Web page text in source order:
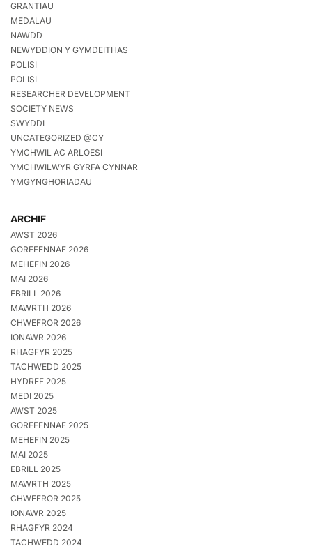
GRANTIAU
MEDALAU
NAWDD
NEWYDDION Y GYMDEITHAS
POLISI
POLISI
RESEARCHER DEVELOPMENT
SOCIETY NEWS
SWYDDI
UNCATEGORIZED @CY
YMCHWIL AC ARLOESI
YMCHWILWYR GYRFA CYNNAR
YMGYNGHORIADAU
ARCHIF
AWST 2026
GORFFENNAF 2026
MEHEFIN 2026
MAI 2026
EBRILL 2026
MAWRTH 2026
CHWEFROR 2026
IONAWR 2026
RHAGFYR 2025
TACHWEDD 2025
HYDREF 2025
MEDI 2025
AWST 2025
GORFFENNAF 2025
MEHEFIN 2025
MAI 2025
EBRILL 2025
MAWRTH 2025
CHWEFROR 2025
IONAWR 2025
RHAGFYR 2024
TACHWEDD 2024